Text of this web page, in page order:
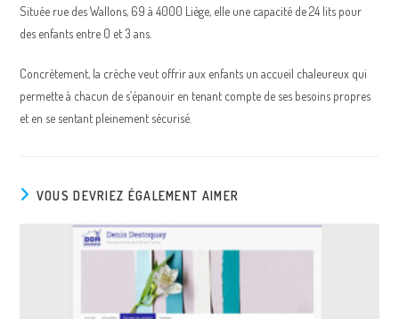
Située rue des Wallons, 69 à 4000 Liège, elle une capacité de 24 lits pour
des enfants entre 0 et 3 ans.
Concrètement, la crèche veut offrir aux enfants un accueil chaleureux qui
permette à chacun de s’épanouir en tenant compte de ses besoins propres
et en se sentant pleinement sécurisé.
VOUS DEVRIEZ ÉGALEMENT AIMER